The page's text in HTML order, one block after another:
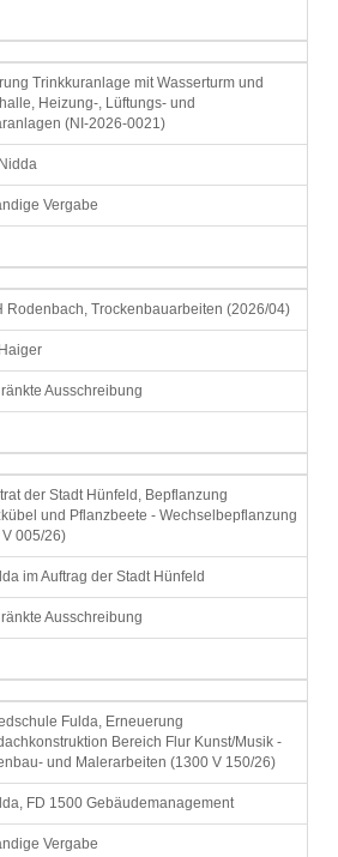
Trinkkuranlage mit Wasserturm und
Heizung-, Lüftungs- und
(NI-2026-0021)
Vergabe
Rodenbach, Trockenbauarbeiten (2026/04)
Ausschreibung
der Stadt Hünfeld, Bepflanzung
und Pflanzbeete - Wechselbepflanzung
005/26)
im Auftrag der Stadt Hünfeld
Ausschreibung
Fulda, Erneuerung
Bereich Flur Kunst/Musik -
und Malerarbeiten (1300 V 150/26)
FD 1500 Gebäudemanagement
Vergabe